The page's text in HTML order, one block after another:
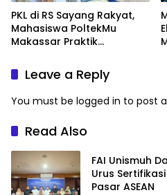
PKL di RS Sayang Rakyat,
Mahasiswa PoltekMu
Makassar Praktik
Leave a Reply
You must be logged in to post
Read Also
FAI Unismuh
Urus
Pasar ASEAN